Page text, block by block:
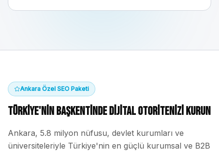
Ankara Özel SEO Paketi
Türkiye'nin Başkentinde Dijital Otoritenizi Kurun
Ankara, 5.8 milyon nüfusu, devlet kurumları ve
üniversiteleriyle Türkiye'nin en güçlü kurumsal ve B2B